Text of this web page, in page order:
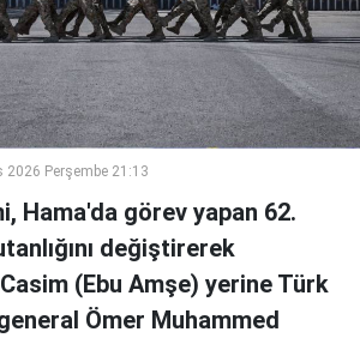
2026 Perşembe 21:13
Hama'da görev yapan 62.
değiştirerek
(Ebu Amşe) yerine Türk
Ömer Muhammed